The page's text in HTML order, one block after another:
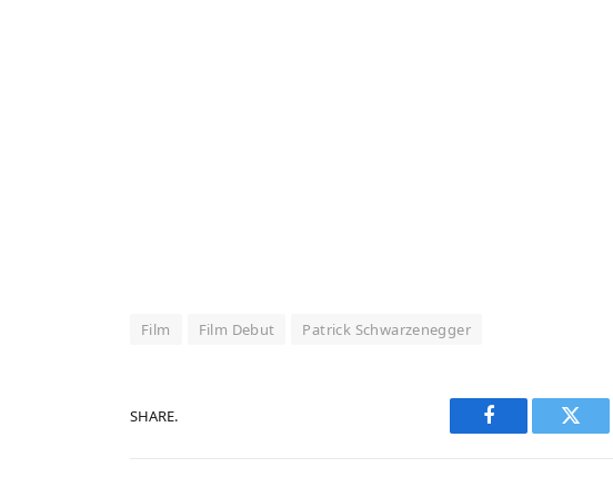
Film Film Debut Patrick Schwarzenegger
SHARE.
Facebook